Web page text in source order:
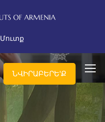
Մուտք
ՆՎԻՐԱԲԵՐԵ'Ք